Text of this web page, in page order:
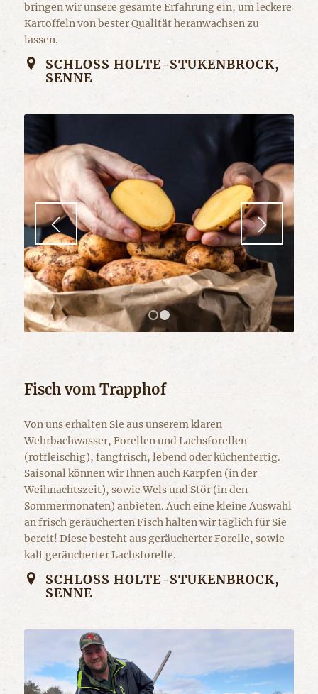
bringen wir unsere gesamte Erfahrung ein, um leckere
Kartoffeln von bester Qualität heranwachsen zu
lassen.
SCHLOSS HOLTE-STUKENBROCK, S
ENNE
1 2
Fisch vom Trapphof
Von uns erhalten Sie aus unserem klaren
Wehrbachwasser, Forellen und Lachsforellen
(rotfleischig), fangfrisch, lebend oder küchenfertig.
Saisonal können wir Ihnen auch Karpfen (in der
Weihnachtszeit), sowie Wels und Stör (in den
Sommermonaten) anbieten. Auch eine kleine Auswahl
an frisch geräucherten Fisch halten wir täglich für Sie
bereit! Diese besteht aus geräucherter Forelle, sowie
kalt geräucherter Lachsforelle.
SCHLOSS HOLTE-STUKENBROCK, S
ENNE